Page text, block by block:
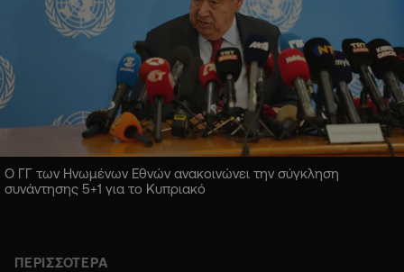
Ο ΓΓ των Ηνωμένων Εθνών ανακοινώνει την σύγκληση
συνάντησης 5+1 για το Κυπριακό
ΠΕΡΙΣΣΟΤΕΡΑ